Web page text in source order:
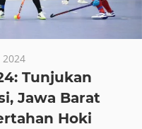
Tunjukan
Jawa Barat
Hoki